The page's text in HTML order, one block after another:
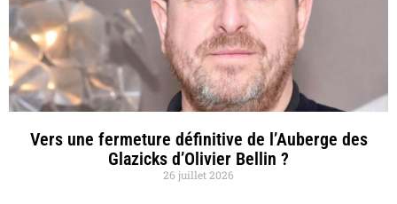
Vers une fermeture définitive de l’Auberge des
Glazicks d’Olivier Bellin ?
26 juillet 2026